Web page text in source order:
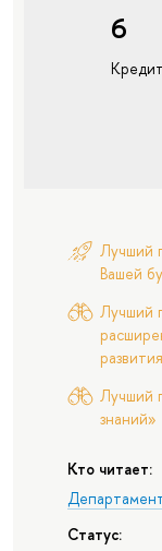
6
Лучший
Вашей
Лучший
Лучший
знаний»
Кто читает:
Статус: